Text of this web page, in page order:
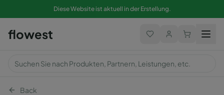
Diese Website ist aktuell in der Erstellung.
flowest
Back